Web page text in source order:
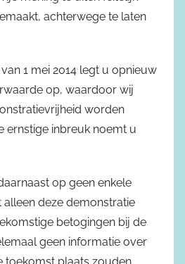
achterwege te laten
1 mei 2014 legt u opnieuw
op, waardoor wij
worden
ernstige inbreuk noemt u
op geen enkele
deze demonstratie
betogingen bij de
geen informatie over